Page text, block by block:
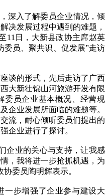
入了解委员企业情况，倾
决发展过程中遇到的难题，
11日，大新县政协主席赵英
委员、聚共识、促发展”走访
的形式，先后走访了广西
大新壮锦山河旅游开发有限
委员企业基本概况、经营现
企业发展所面临的难题等。
流，耐心倾听委员们提出的
企业进行了探讨。
业的关心与支持，让我感
，我将进一步抢抓机遇，为
委员陶明辉表示。
步增强了企业参与建设大